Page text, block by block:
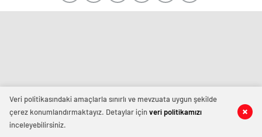
Veri politikasındaki amaçlarla sınırlı ve mevzuata uygun şekilde
çerez konumlandırmaktayız. Detaylar içinveri politikamızı
inceleyebilirsiniz.